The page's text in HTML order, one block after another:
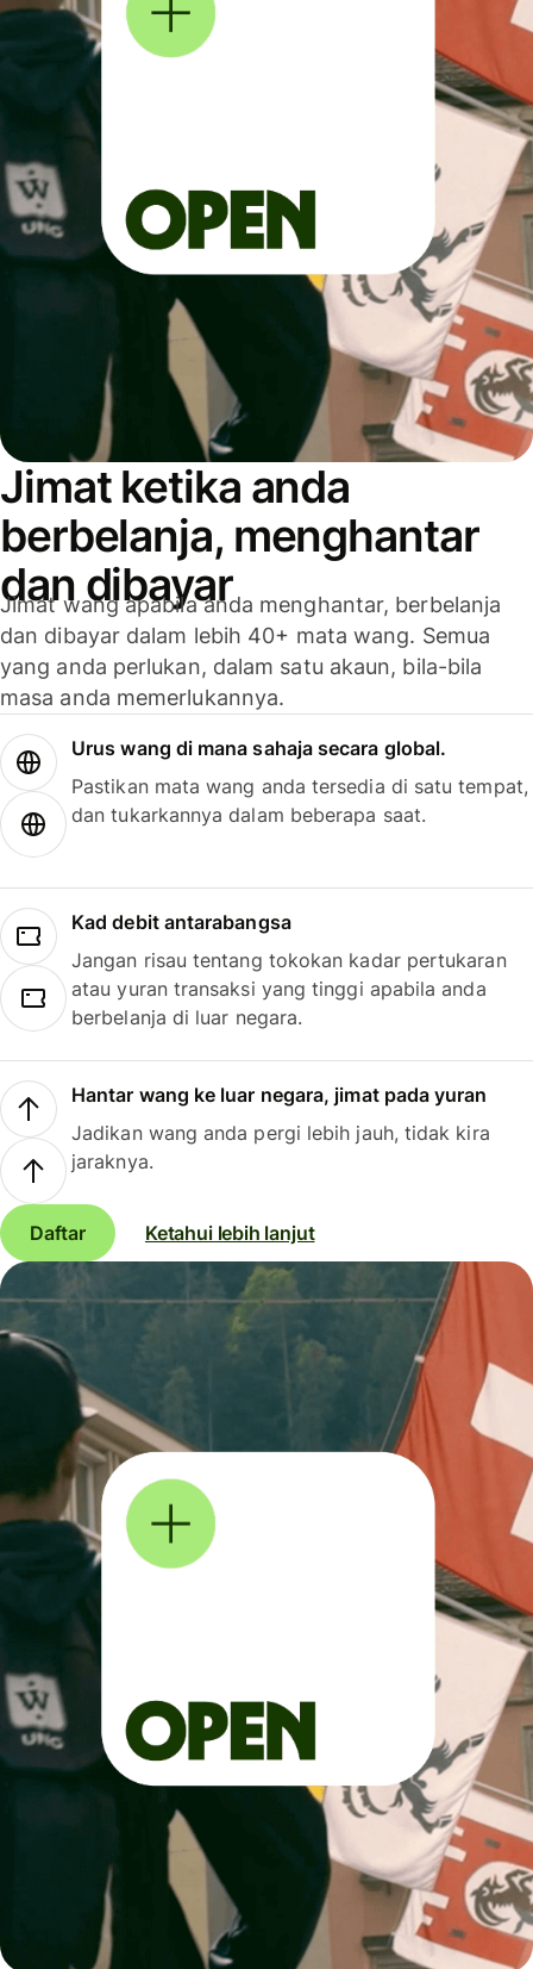
Jimat ketika anda
berbelanja, menghantar
dan dibayar
Jimat wang apabila anda menghantar, berbelanja
dan dibayar dalam lebih 40+ mata wang. Semua
yang anda perlukan, dalam satu akaun, bila-bila
masa anda memerlukannya.
Urus wang di mana sahaja secara global.
Pastikan mata wang anda tersedia di satu tempat,
dan tukarkannya dalam beberapa saat.
Kad debit antarabangsa
Jangan risau tentang tokokan kadar pertukaran
atau yuran transaksi yang tinggi apabila anda
berbelanja di luar negara.
Hantar wang ke luar negara, jimat pada yuran
Jadikan wang anda pergi lebih jauh, tidak kira
jaraknya.
Daftar Ketahui lebih lanjut